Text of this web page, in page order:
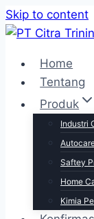
Skip to content
Home
Tentang
Produk
Industri
Saftey
Home
Kimia